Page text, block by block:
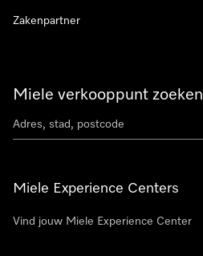
Miele verkooppunt zoeken
Miele Experience Centers
Vind jouw Miele Experience Center
Zakenpartner